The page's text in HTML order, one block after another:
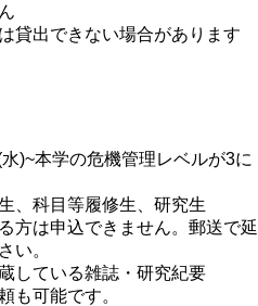
貸出できない場合があります
)~本学の危機管理レベルが3に
、科目等履修生、研究生
方は申込できません。郵送で延
い。
している雑誌・研究紀要
も可能です。